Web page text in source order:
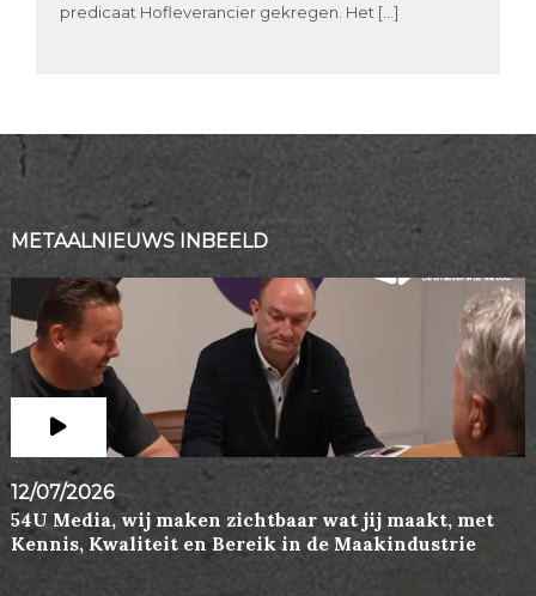
predicaat Hofleverancier gekregen. Het […]
METAALNIEUWS INBEELD
12/07/2026
54U Media, wij maken zichtbaar wat jij maakt, met
Kennis, Kwaliteit en Bereik in de Maakindustrie